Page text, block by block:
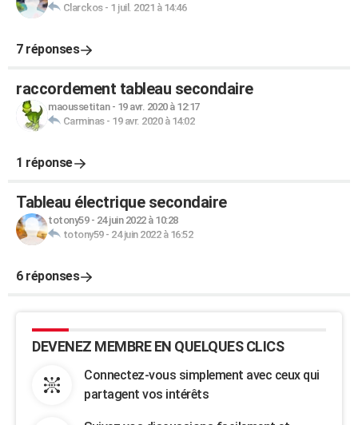
Clarckos- 1 juil. 2021 à 14:46
7 réponses
raccordement tableau secondaire
maoussetitan- 19 avr. 2020 à 12:17
Carminas- 19 avr. 2020 à 14:02
1 réponse
Tableau électrique secondaire
totony59- 24 juin 2022 à 10:28
totony59- 24 juin 2022 à 16:52
6 réponses
DEVENEZ MEMBRE EN QUELQUES CLICS
Connectez-vous simplement avec ceux qui
partagent vos intérêts